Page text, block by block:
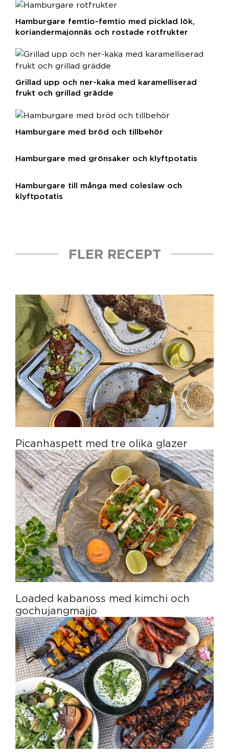
Hamburgare femtio-femtio med picklad lök,
koriandermajonnäs och rostade rotfrukter
Grillad upp och ner-kaka med karamelliserad
frukt och grillad grädde
Hamburgare med bröd och tillbehör
Hamburgare med grönsaker och klyftpotatis
Hamburgare till många med coleslaw och
klyftpotatis
FLER RECEPT
Picanhaspett med tre olika glazer
Loaded kabanoss med kimchi och
gochujangmajjo